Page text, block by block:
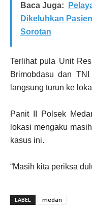
Baca Juga:
Dikeluhkan
Sorotan
Terlihat pula Unit
Brimobdasu dan
langsung turun ke
Panit II Polsek
lokasi mengaku
kasus ini.
“Masih kita periksa
LABEL medan